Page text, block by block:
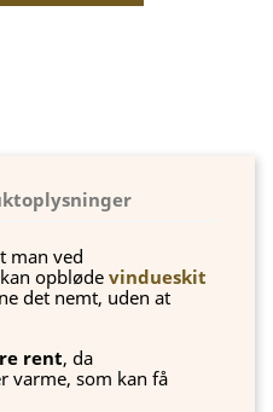
man ved
kan opbløde vindueskit
det nemt, uden at
rent, da
varme, som kan få